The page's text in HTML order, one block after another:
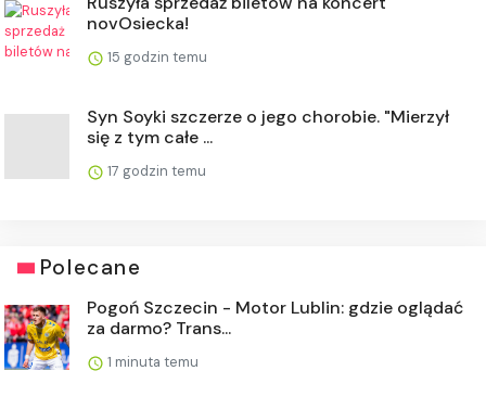
novOsiecka!
15 godzin temu
Syn Soyki szczerze o jego chorobie. "Mierzył
się z tym całe ...
17 godzin temu
Polecane
Pogoń Szczecin - Motor Lublin: gdzie oglądać
za darmo? Trans...
1 minuta temu